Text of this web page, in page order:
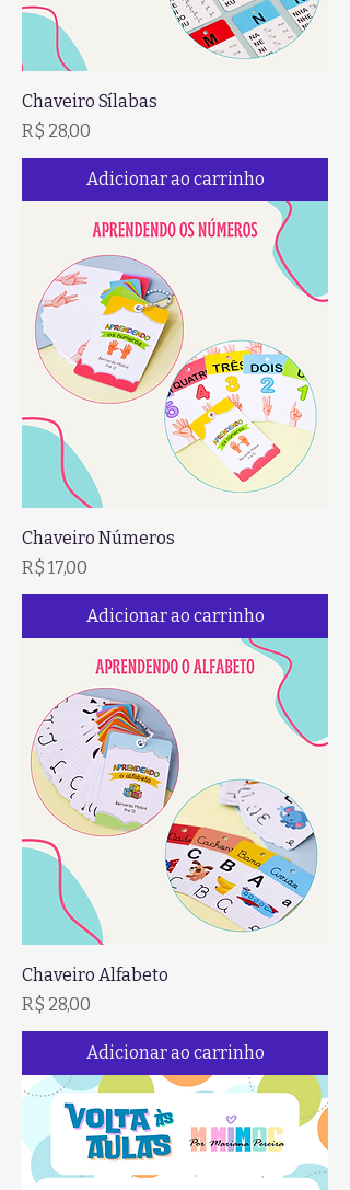
Chaveiro Sílabas
Preço
R$ 28,00
Adicionar ao carrinho
Chaveiro Números
Preço
R$ 17,00
Adicionar ao carrinho
Chaveiro Alfabeto
Preço
R$ 28,00
Adicionar ao carrinho